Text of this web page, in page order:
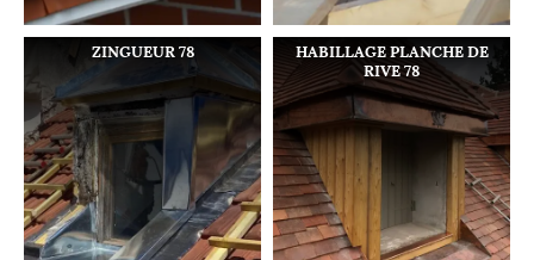
ZINGUEUR 78
HABILLAGE PLANCHE DE
RIVE 78